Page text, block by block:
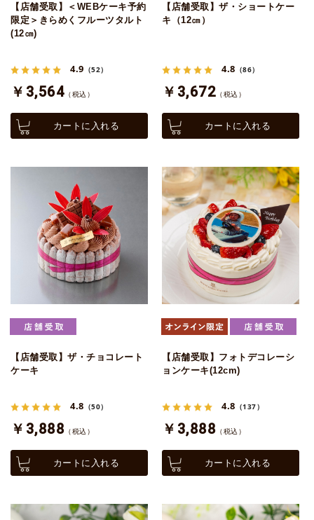
【店舗受取】＜WEBケーキ予約
限定＞きらめくフルーツタルト
(12㎝)
4.9 （52）
￥3,564 （税込）
カートに入れる
【店舗受取】ザ・ショートケー
キ（12㎝）
4.8 （86）
￥3,672 （税込）
カートに入れる
【店舗受取】ザ・チョコレート
ケーキ
4.8 （50）
￥3,888 （税込）
カートに入れる
【店舗受取】フォトデコレーシ
ョンケーキ(12cm)
4.8 （137）
￥3,888 （税込）
カートに入れる